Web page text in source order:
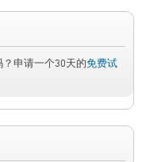
申请一个30天的免费试